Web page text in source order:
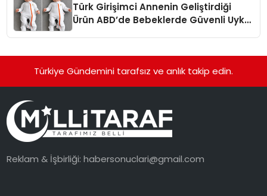
Türk Girişimci Annenin Geliştirdiği
Ürün ABD’de Bebeklerde Güvenli Uyku
Türkiye Gündemini tarafsız ve anlık takip edin.
Reklam & İşbirliği:habersonuclari@gmail.com